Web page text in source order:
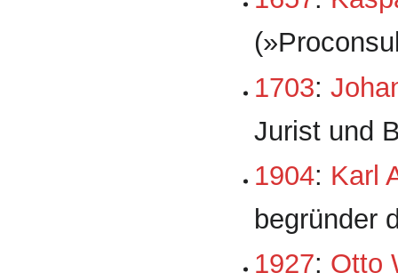
1703:
Jurist und
1904: Karl
begründer
1927: Otto